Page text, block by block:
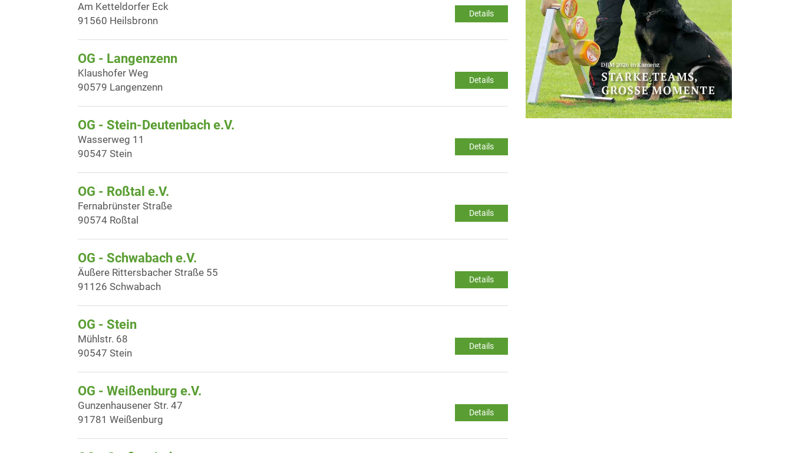
Details
Am Ketteldorfer Eck
91560 Heilsbronn
OG - Langenzenn
Details
Klaushofer Weg
90579 Langenzenn
OG - Stein-Deutenbach e.V.
Details
Wasserweg 11
90547 Stein
OG - Roßtal e.V.
Details
Fernabrünster Straße
90574 Roßtal
OG - Schwabach e.V.
Details
Äußere Rittersbacher Straße 55
91126 Schwabach
OG - Stein
Details
Mühlstr. 68
90547 Stein
OG - Weißenburg e.V.
Details
Gunzenhausener Str. 47
91781 Weißenburg